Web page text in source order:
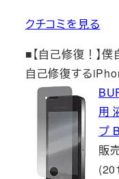
クチコミを見る
■【自己修復！】
自己修復する
用
プ
販